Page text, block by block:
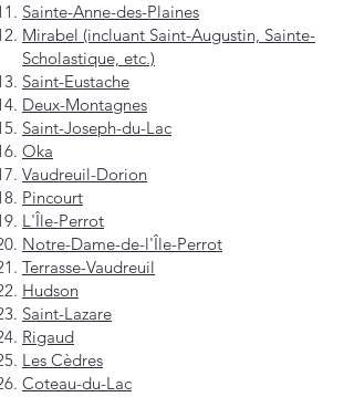
Sainte-Anne-des-Plaines
Mirabel (incluant Saint-Augustin, Sainte-
Scholastique, etc.)
Saint-Eustache
Deux-Montagnes
Saint-Joseph-du-Lac
Oka
Vaudreuil-Dorion
Pincourt
L'Île-Perrot
Notre-Dame-de-l'Île-Perrot
Terrasse-Vaudreuil
Hudson
Saint-Lazare
Rigaud
Les Cèdres
Coteau-du-Lac